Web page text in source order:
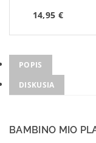
14,95 €
POPIS
DISKUSIA
BAMBINO MIO